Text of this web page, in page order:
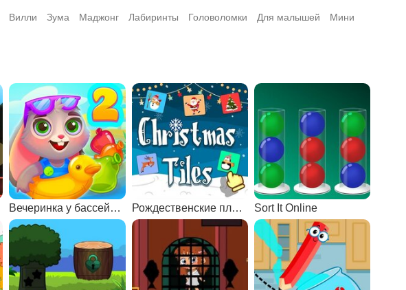
Вилли Зума Маджонг Лабиринты Головоломки Для малышей
Мини
Вечеринка у бассейна 2 Рождественские плитки 2 Sort It Online